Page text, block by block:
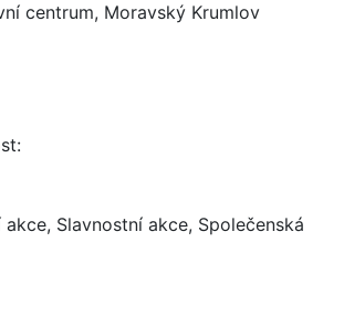
centrum, Moravský Krumlov
Slavnostní akce, Společenská